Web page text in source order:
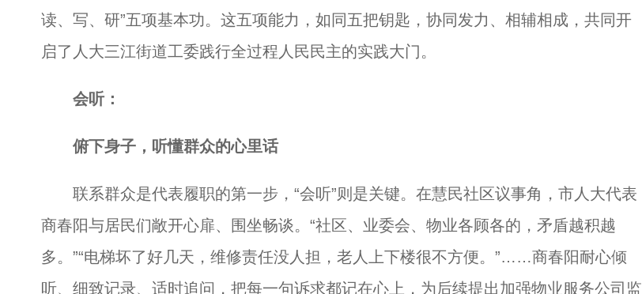
读、写、研”五项基本功。这五项能力，如同五把钥匙，协同发力、相辅相成，共同开
启了人大三江街道工委践行全过程人民民主的实践大门。
会听：
俯下身子，听懂群众的心里话
联系群众是代表履职的第一步，“会听”则是关键。在慧民社区议事角，市人大代表
商春阳与居民们敞开心扉、围坐畅谈。“社区、业委会、物业各顾各的，矛盾越积越
多。”“电梯坏了好几天，维修责任没人担，老人上下楼很不方便。”……商春阳耐心倾
听、细致记录、适时追问，把每一句诉求都记在心上，为后续提出加强物业服务公司监